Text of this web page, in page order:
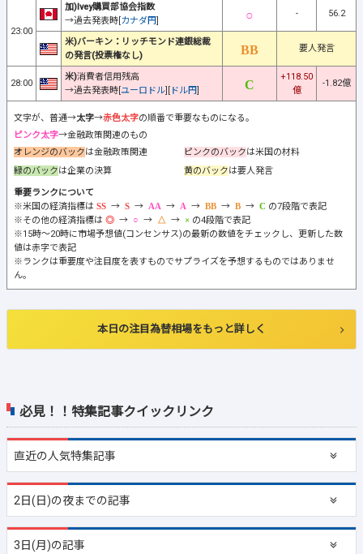
必見！！特集記事クイックリンク
直近の人気特集記事
2日(日)の夜までの記事
3日(月)の記事
23:00
加)Ivey購買部協会指数
→過去発表時[カナダ円]
- 56.2
米)バーキン：リッチモンド連銀総裁
の発言(投票権なし)
要人発言
28:00
米)消費者信用残高
→過去発表時[ユーロドル][ ドル円]
+118.50
億
-1.82億
文字が、普通→太字→赤色太字の順番で重要なものになる。
ピンク太字→金融政策関連のもの
オレンジのバックは金融政策関連 ピンクのバックは米国の材料
緑のバックは企業の決算 黄のバックは要人発言
重要ランクについて
※米国の経済指標は
→ → → → → →
の7段階で表記
※その他の経済指標は
→ → →
の4段階で表記
※15時～20時に市場予想値(コンセンサス)の最新の数値をチェックし、更新した数
値は赤字で表記
※ランクは重要度や注目度を表すものでサプライズを予想するものではありませ
ん。
本日の注目為替相場をもっと詳しく